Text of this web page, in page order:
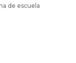
de escuela